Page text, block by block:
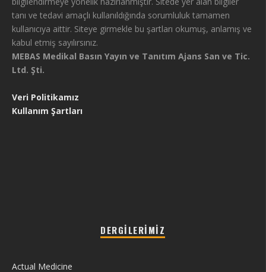
tanı ve tedavi amaçlı kullanıldığında sorumluluk tamamen
kullanıcıya aittir. Siteye girmekle bu şartları okumuş, anlamış ve
kabul etmiş sayılırsınız.
MEBAS Medikal Basın Yayın ve Tanıtım Ajans San ve Tic.
Ltd. Şti.
Veri Politikamız
Kullanım Şartları
DERGILERIMIZ
Actual Medicine